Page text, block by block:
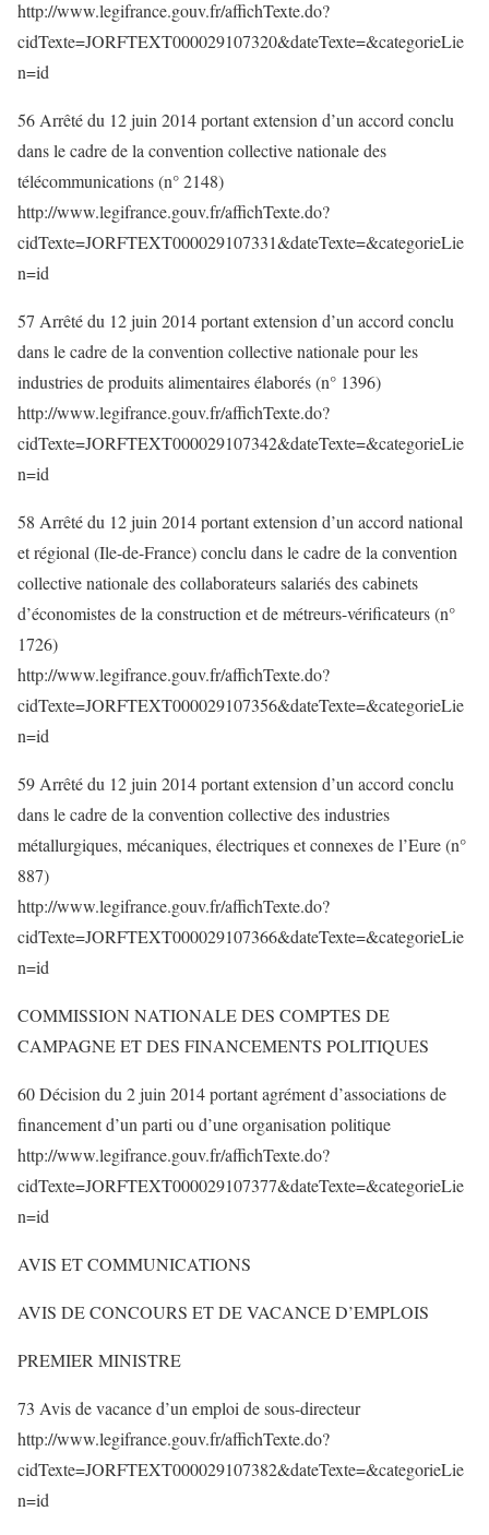
http://www.legifrance.gouv.fr/affichTexte.do?
cidTexte=JORFTEXT000029107320&dateTexte=&categorieLie
n=id
56 Arrêté du 12 juin 2014 portant extension d’un accord conclu
dans le cadre de la convention collective nationale des
télécommunications (n° 2148)
http://www.legifrance.gouv.fr/affichTexte.do?
cidTexte=JORFTEXT000029107331&dateTexte=&categorieLie
n=id
57 Arrêté du 12 juin 2014 portant extension d’un accord conclu
dans le cadre de la convention collective nationale pour les
industries de produits alimentaires élaborés (n° 1396)
http://www.legifrance.gouv.fr/affichTexte.do?
cidTexte=JORFTEXT000029107342&dateTexte=&categorieLie
n=id
58 Arrêté du 12 juin 2014 portant extension d’un accord national
et régional (Ile-de-France) conclu dans le cadre de la convention
collective nationale des collaborateurs salariés des cabinets
d’économistes de la construction et de métreurs-vérificateurs (n°
1726)
http://www.legifrance.gouv.fr/affichTexte.do?
cidTexte=JORFTEXT000029107356&dateTexte=&categorieLie
n=id
59 Arrêté du 12 juin 2014 portant extension d’un accord conclu
dans le cadre de la convention collective des industries
métallurgiques, mécaniques, électriques et connexes de l’Eure (n°
887)
http://www.legifrance.gouv.fr/affichTexte.do?
cidTexte=JORFTEXT000029107366&dateTexte=&categorieLie
n=id
COMMISSION NATIONALE DES COMPTES DE
CAMPAGNE ET DES FINANCEMENTS POLITIQUES
60 Décision du 2 juin 2014 portant agrément d’associations de
financement d’un parti ou d’une organisation politique
http://www.legifrance.gouv.fr/affichTexte.do?
cidTexte=JORFTEXT000029107377&dateTexte=&categorieLie
n=id
AVIS ET COMMUNICATIONS
AVIS DE CONCOURS ET DE VACANCE D’EMPLOIS
PREMIER MINISTRE
73 Avis de vacance d’un emploi de sous-directeur
http://www.legifrance.gouv.fr/affichTexte.do?
cidTexte=JORFTEXT000029107382&dateTexte=&categorieLie
n=id